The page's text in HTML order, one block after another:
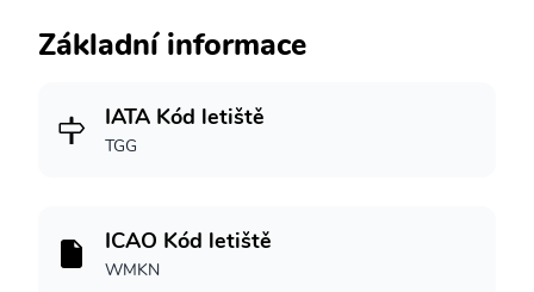
Základní informace
IATA Kód letiště
TGG
ICAO Kód letiště
WMKN